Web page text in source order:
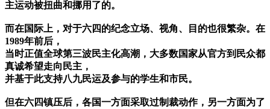
主运动被扭曲和挪用了的。
而在国际上，对于六四的纪念立场、视角、目的也很繁杂。在
1989年前后，
当时正值全球第三波民主化高潮，大多数国家从官方到民众都
真诚希望走向民主，
并基于此支持八九民运及参与的学生和市民。
但在六四镇压后，各国一方面采取过制裁动作，另一方面为了